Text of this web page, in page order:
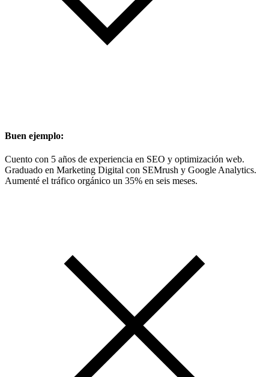
Buen ejemplo:
Cuento con 5 años de experiencia en SEO y optimización web.
Graduado en Marketing Digital con SEMrush y Google Analytics.
Aumenté el tráfico orgánico un 35% en seis meses.